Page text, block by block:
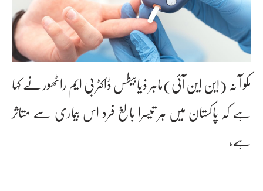
مکو آ نہ (این این آئی)ماہر ذیابیطس ڈاکٹر بی ایم راٹھور نے کہا
ہے کہ پاکستان میں ہر تیسرا بالغ فرد اس بیماری سے متاثر
ہے،